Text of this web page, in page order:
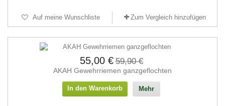
Auf meine Wunschliste Zum Vergleich hinzufügen
55,00 € 59,90 €
AKAH Gewehrriemen ganzgeflochten
In den Warenkorb Mehr